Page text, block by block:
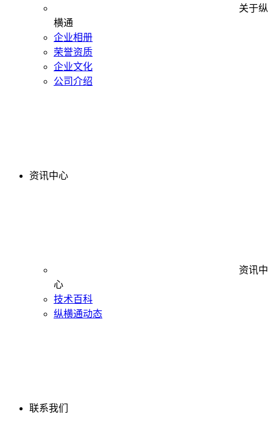
关于纵
横通
企业相册
荣誉资质
企业文化
公司介绍
资讯中心
资讯中
心
技术百科
纵横通动态
联系我们